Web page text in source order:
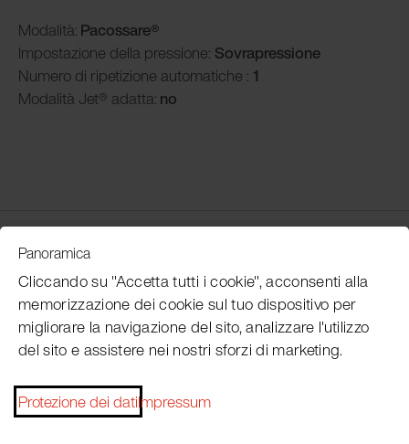
Modalità: Pacossare®
Impostazione della pressione: Sovrapressione
Numero di ripetizione automatiche : 1
Modalità Jet® adatta: no
Customer Service
Subscribe Pacojet Newsletter
Would you like to be regularly updated on news, event
Panoramica
Cliccando su "Accetta tutti i cookie", acconsenti alla
memorizzazione dei cookie sul tuo dispositivo per
migliorare la navigazione del sito, analizzare l'utilizzo
del sito e assistere nei nostri sforzi di marketing.
Protezione dei datiImpressum